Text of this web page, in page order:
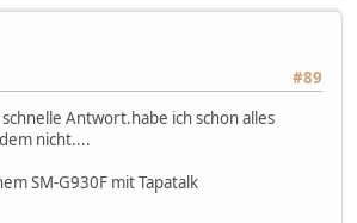
#89
Antwort.habe ich schon alles
nicht....
SM-G930F mit Tapatalk